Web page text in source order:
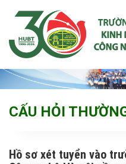
CẤU HỎI
Hồ sơ xét tuyển vào